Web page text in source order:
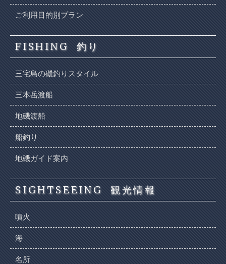
ご利用目的別プラン
FISHING 釣り
三宅島の磯釣りスタイル
三本岳渡船
地磯渡船
船釣り
地磯ガイド案内
SIGHTSEEING 観光情報
噴火
海
名所